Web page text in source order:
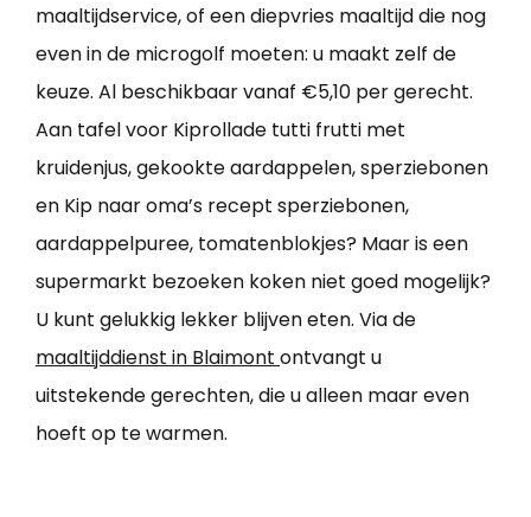
maaltijdservice, of een diepvries maaltijd die nog
even in de microgolf moeten: u maakt zelf de
keuze. Al beschikbaar vanaf €5,10 per gerecht.
Aan tafel voor Kiprollade tutti frutti met
kruidenjus, gekookte aardappelen, sperziebonen
en Kip naar oma’s recept sperziebonen,
aardappelpuree, tomatenblokjes? Maar is een
supermarkt bezoeken koken niet goed mogelijk?
U kunt gelukkig lekker blijven eten. Via de
maaltijddienst in Blaimont ontvangt u
uitstekende gerechten, die u alleen maar even
hoeft op te warmen.